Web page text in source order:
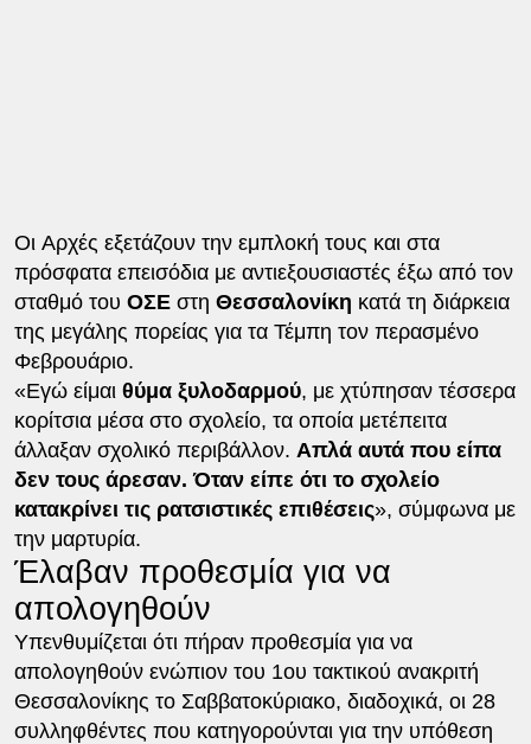
Οι Aρχές εξετάζουν την εμπλοκή τους και στα
πρόσφατα επεισόδια με αντιεξουσιαστές έξω από τον
σταθμό του ΟΣΕστη Θεσσαλονίκη κατά τη διάρκεια
της μεγάλης πορείας για τα Τέμπη τον περασμένο
Φεβρουάριο.
«Εγώ είμαι θύμα ξυλοδαρμού, με χτύπησαν τέσσερα
κορίτσια μέσα στο σχολείο, τα οποία μετέπειτα
άλλαξαν σχολικό περιβάλλον. Απλά αυτά που είπα
δεν τους άρεσαν. Όταν είπε ότι το σχολείο
κατακρίνει τις ρατσιστικές επιθέσεις», σύμφωνα με
την μαρτυρία.
Έλαβαν προθεσμία για να
απολογηθούν
Υπενθυμίζεται ότι πήραν προθεσμία για να
απολογηθούν ενώπιον του 1ου τακτικού ανακριτή
Θεσσαλονίκης το Σαββατοκύριακο, διαδοχικά, οι 28
συλληφθέντες που κατηγορούνται για την υπόθεση